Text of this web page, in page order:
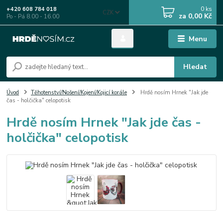
Menu
CZK
Hledat
+420 608 784 018
Po - Pá 8.00 - 16.00
0 ks
za 0,00 Kč
Úvod Těhotenství/Nošení/Kojení/Kojicí korále
Hrdě nosím Hrnek "Jak jde
čas - holčička" celopotisk
Hrdě nosím Hrnek "Jak jde čas -
holčička" celopotisk